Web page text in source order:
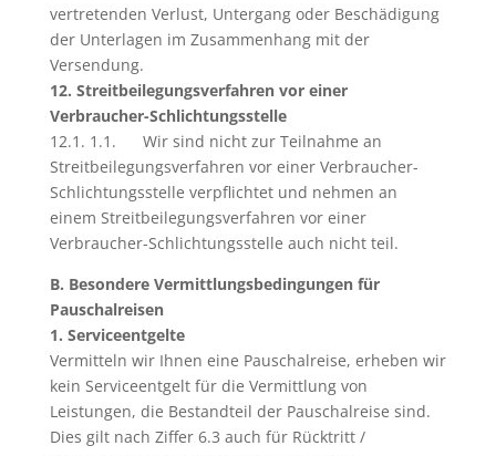
vertretenden Verlust, Untergang oder Beschädigung
der Unterlagen im Zusammenhang mit der
Versendung.
12. Streitbeilegungsverfahren vor einer
Verbraucher-Schlichtungsstelle
12.1. 1.1. Wir sind nicht zur Teilnahme an
Streitbeilegungsverfahren vor einer Verbraucher-
Schlichtungsstelle verpflichtet und nehmen an
einem Streitbeilegungsverfahren vor einer
Verbraucher-Schlichtungsstelle auch nicht teil.
B. Besondere Vermittlungsbedingungen für
Pauschalreisen
1. Serviceentgelte
Vermitteln wir Ihnen eine Pauschalreise, erheben wir
kein Serviceentgelt für die Vermittlung von
Leistungen, die Bestandteil der Pauschalreise sind.
Dies gilt nach Ziffer 6.3 auch für Rücktritt /